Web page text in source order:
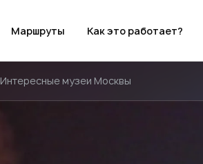
Маршруты Как это работает?
Интересные музеи Москвы